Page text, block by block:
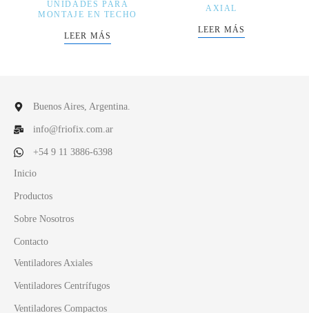
UNIDADES PARA
MONTAJE EN TECHO
LEER MÁS
AXIAL
LEER MÁS
Buenos Aires, Argentina.
info@friofix.com.ar
+54 9 11 3886-6398
Inicio
Productos
Sobre Nosotros
Contacto
Ventiladores Axiales
Ventiladores Centrífugos
Ventiladores Compactos